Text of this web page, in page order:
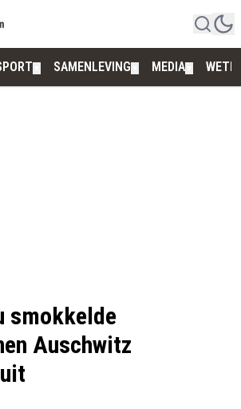
SAMENLEVING MEDIA
smokkelde
Auschwitz